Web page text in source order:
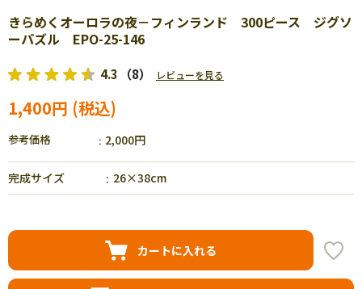
きらめくオーロラの夜－フィンランド 300ピース ジグソ
ーパズル EPO-25-146
4.3 （8） レビューを見る
1,400円
参考価格 2,000円
完成サイズ 26×38cm
カートに入れる